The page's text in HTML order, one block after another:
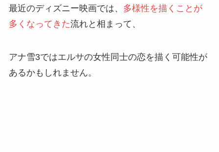
最近のディズニー映画では、 多様性を描くことが
多くなってきた流れと相まって、
アナ雪3ではエルサの女性同士の恋を描く可能性が
あるかもしれません。